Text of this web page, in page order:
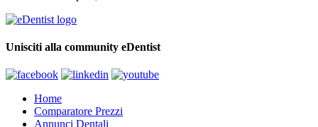
Unisciti alla community eDentist
Home
Comparatore Prezzi
Annunci Dentali